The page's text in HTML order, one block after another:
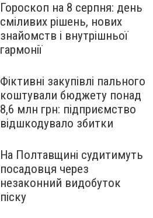
Гороскоп на 8 серпня: день
сміливих рішень, нових
знайомств і внутрішньої
гармонії
Фіктивні закупівлі пального
коштували бюджету понад
8,6 млн грн: підприємство
відшкодувало збитки
На Полтавщині судитимуть
посадовця через
незаконний видобуток
піску